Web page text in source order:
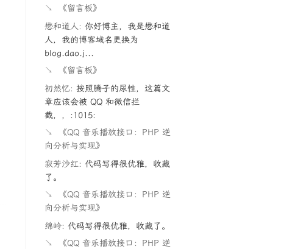
↘
《留言板》
懋和道人: 你好博主，我是懋和道
人，我的博客域名更换为
blog.dao.j...
↘
《留言板》
初然忆: 按照腾子的尿性，这篇文
章应该会被 QQ 和微信拦
截，，:1015:
↘
《QQ 音乐播放接口：PHP 逆
向分析与实现》
寂芳沙红: 代码写得很优雅，收藏
了。
↘
《QQ 音乐播放接口：PHP 逆
向分析与实现》
绵岭: 代码写得很优雅，收藏了。
↘
《QQ 音乐播放接口：PHP 逆